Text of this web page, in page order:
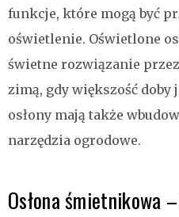
funkcje, które mogą być
oświetlenie. Oświetlone
świetne rozwiązanie
zimą, gdy większość doby
osłony mają także
narzędzia ogrodowe.
Osłona śmietnikowa